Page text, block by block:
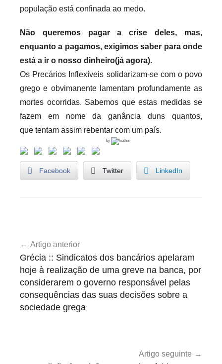
população está confinada ao medo.
Não queremos pagar a crise deles, mas,
enquanto a pagamos, exigimos saber para onde
está a ir o nosso dinheiro(já agora).
Os Precários Inflexíveis solidarizam-se com o povo
grego e obvimanente lamentam profundamente as
mortes ocorridas. Sabemos que estas medidas se
fazem em nome da ganância duns quantos,
que tentam assim rebentar com um país.
by
Facebook Twitter LinkedIn
de
artigos
Artigo anterior
Grécia :: Sindicatos dos bancários apelaram
hoje à realização de uma greve na banca, por
considerarem o governo responsável pelas
consequências das suas decisões sobre a
sociedade grega
Artigo seguinte